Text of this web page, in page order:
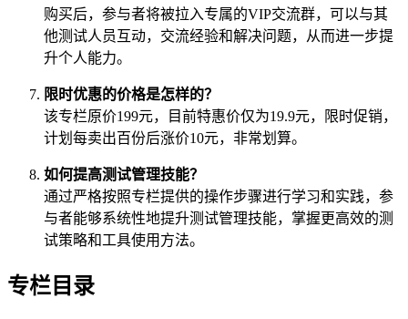
购买后，参与者将被拉入专属的VIP交流群，可以与其
他测试人员互动，交流经验和解决问题，从而进一步提
升个人能力。
限时优惠的价格是怎样的？
该专栏原价199元，目前特惠价仅为19.9元，限时促销，
计划每卖出百份后涨价10元，非常划算。
如何提高测试管理技能？
通过严格按照专栏提供的操作步骤进行学习和实践，参
与者能够系统性地提升测试管理技能，掌握更高效的测
试策略和工具使用方法。
专栏目录